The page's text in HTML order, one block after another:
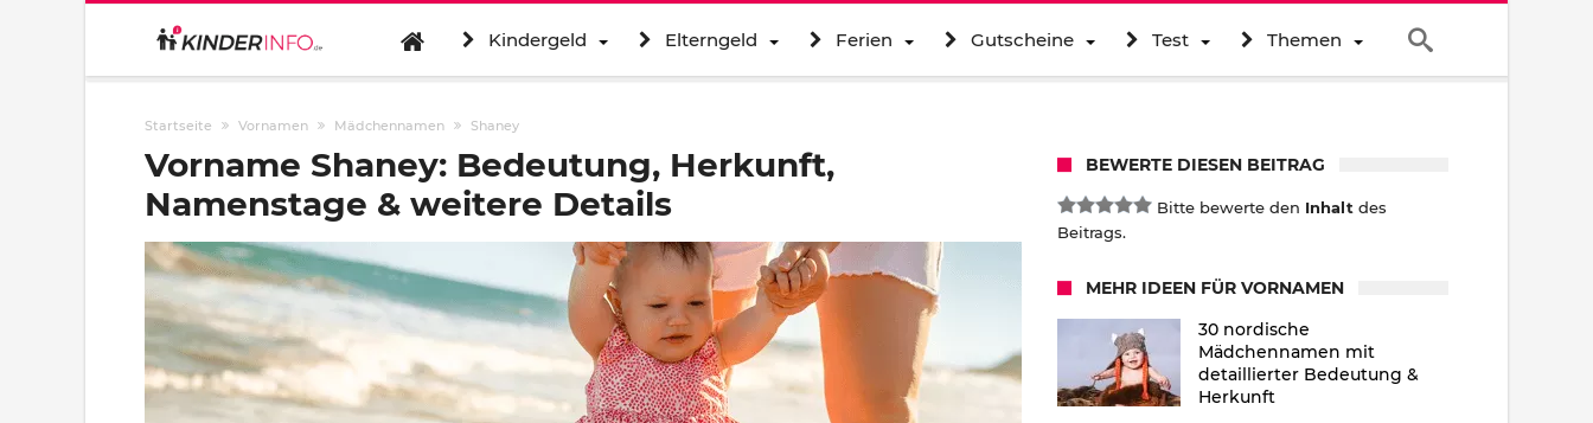
Kindergeld Elterngeld Ferien Gutscheine Test Themen
Startseite Vornamen Mädchennamen Shaney
Vorname Shaney: Bedeutung, Herkunft,
Namenstage & weitere Details
BEWERTE DIESEN BEITRAG
Bitte bewerte den Inhalt des
Beitrags.
MEHR IDEEN FÜR VORNAMEN
30 nordische
Mädchennamen mit
detaillierter Bedeutung &
Herkunft